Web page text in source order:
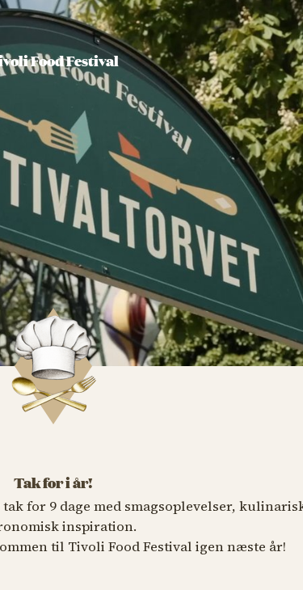
Food Festival
Tak for i år!
for 9 dage med smagsoplevelser,
inspiration.
til Tivoli Food Festival igen næste år!